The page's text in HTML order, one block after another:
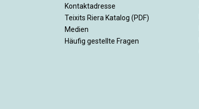
Kontaktadresse
Teixits Riera Katalog (PDF)
Medien
Häufig gestellte Fragen